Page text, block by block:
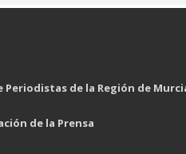
Periodistas de la Región de
de la Prensa